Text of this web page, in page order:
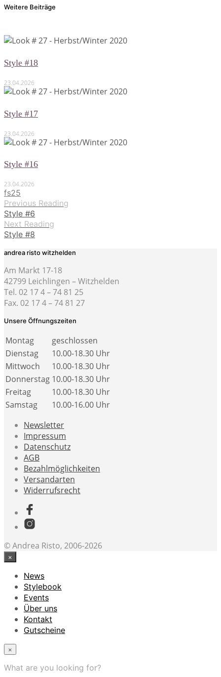
Weitere Beiträge
Style #18
23.04.2026
Style #17
23.04.2026
Style #16
23.04.2026
fs25
Previous Reading
Style #6
Next Reading
Style #8
andrea risto witzhelden
Am Markt 17-18
42799 Leichlingen – Witzhelden
Tel. 02 17 4 – 74 81 25
Fax. 02 17 4 – 74 81 27
Unsere Öffnungszeiten
Montag
geschlossen
Dienstag
10.00-18.30 Uhr
Mittwoch
10.00-18.30 Uhr
Donnerstag 10.00-18.30 Uhr
Freitag
10.00-18.30 Uhr
Samstag
10.00-16.00 Uhr
Newsletter
Impressum
Datenschutz
AGB
Bezahlmöglichkeiten
Versandarten
Widerrufsrecht
© Andrea Risto, 2006-2026
×
News
Stylebook
Events
Über uns
Kontakt
Gutscheine
×
What are you looking for?